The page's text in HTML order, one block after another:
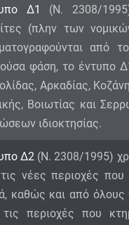
Δ1
(Ν. 2308/
(πλην των
από
φάση, το έντυπο
Αρκαδίας,
Βοιωτίας και
ιδιοκτησίας.
Δ2 (Ν. 2308/1995)
τις νέες περιοχές
καθώς και από όλους
τις περιοχές που